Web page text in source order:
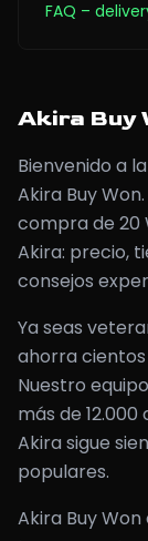
FAQ –
Akira Buy
Bienvenido a
Akira Buy
compra de 20
Akira: precio,
consejos
Ya seas
ahorra
Nuestro
más de
Akira sigue
populares.
Akira Buy